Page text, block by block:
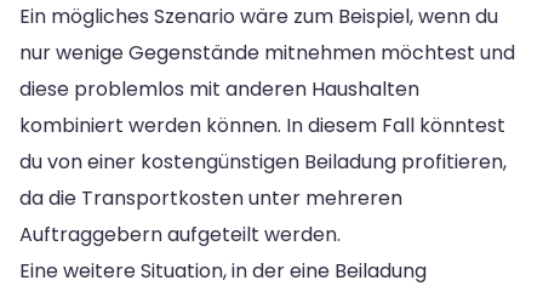
Ein mögliches Szenario wäre zum Beispiel, wenn du
nur wenige Gegenstände mitnehmen möchtest und
diese problemlos mit anderen Haushalten
kombiniert werden können. In diesem Fall könntest
du von einer kostengünstigen Beiladung profitieren,
da die Transportkosten unter mehreren
Auftraggebern aufgeteilt werden.
Eine weitere Situation, in der eine Beiladung